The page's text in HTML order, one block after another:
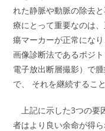
れた静脈や動脈の除去
療にとって重要なのは
瘍マーカーが正常にな
画像診断法であるポジ
電子放出断層撮影）で
で、 それを継続すること
上記に示した3つの要
者はより良い余命が得